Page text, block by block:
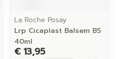
La Roche Posay
Lrp Cicaplast Balsem B5
40ml
€ 13,95